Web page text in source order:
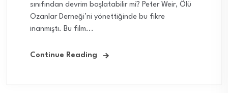
sınıfından devrim başlatabilir mi? Peter Weir, Ölü
Ozanlar Derneği’ni yönettiğinde bu fikre
inanmıştı. Bu film...
Continue Reading